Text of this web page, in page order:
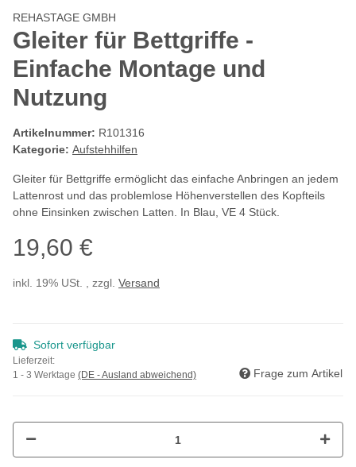
REHASTAGE GMBH
Gleiter für Bettgriffe -
Einfache Montage und
Nutzung
Artikelnummer: R101316
Kategorie: Aufstehhilfen
Gleiter für Bettgriffe ermöglicht das einfache Anbringen an jedem
Lattenrost und das problemlose Höhenverstellen des Kopfteils
ohne Einsinken zwischen Latten. In Blau, VE 4 Stück.
19,60 €
inkl. 19% USt. , zzgl. Versand
Sofort verfügbar
Lieferzeit:
1 - 3 Werktage (DE - Ausland abweichend) Frage zum Artikel